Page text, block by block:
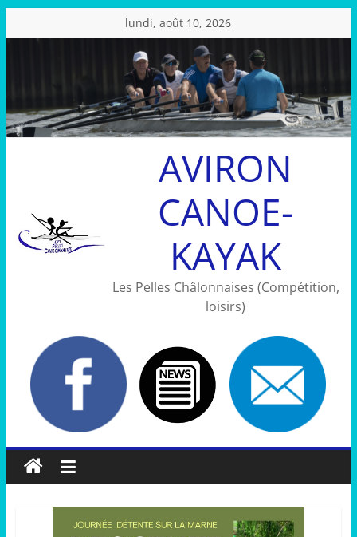
au
lundi, août 10, 2026
AVIRON
CANOE-
KAYAK
Les Pelles Châlonnaises (Compétition,
loisirs)